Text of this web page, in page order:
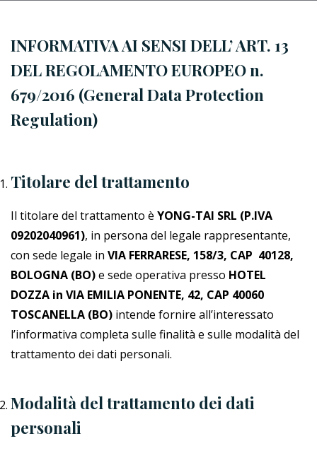
INFORMATIVA AI SENSI DELL’ ART. 13
DEL REGOLAMENTO EUROPEO n.
679/2016 (General Data Protection
Regulation)
Titolare del trattamento
Il titolare del trattamento è YONG-TAI SRL (P.IVA
09202040961), in persona del legale rappresentante,
con sede legale in VIA FERRARESE, 158/3, CAP 40128,
BOLOGNA (BO)e sede operativa presso HOTEL
DOZZA in VIA EMILIA PONENTE, 42, CAP 40060
TOSCANELLA (BO) intende fornire all’interessato
l’informativa completa sulle finalità e sulle modalità del
trattamento dei dati personali.
Modalità del trattamento dei dati
personali